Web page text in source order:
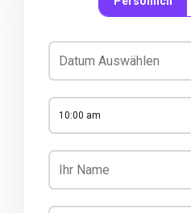
10:00 am